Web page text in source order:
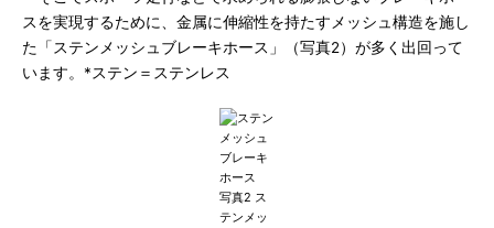
スを実現するために、金属に伸縮性を持たすメッシュ構造を施し
た「ステンメッシュブレーキホース」（写真2）が多く出回って
います。*ステン＝ステンレス
写真2 ス
テンメッ